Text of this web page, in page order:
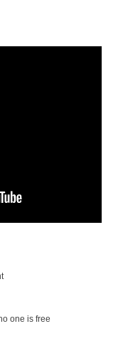
one is free